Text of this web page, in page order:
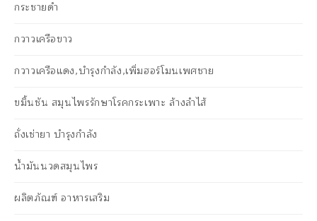
กระชายดำ
กวาวเครือขาว
กวาวเครือแดง,บำรุงกำลัง,เพิ่มฮอร์โมนเพศชาย
ขมิ้นชัน สมุนไพรรักษาโรคกระเพาะ ล้างลำไส้
ถั่งเช่ายา บำรุงกำลัง
น้ำมันนวดสมุนไพร
ผลิตภัณฑ์ อาหารเสริม